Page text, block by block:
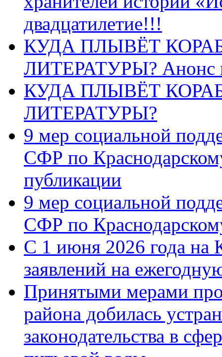
двадцатилетие!!!
КУДА ПЛЫВЁТ
ЛИТЕРАТУРЫ? Анонс
КУДА ПЛЫВЁТ
ЛИТЕРАТУРЫ?
9 мер социальной
СФР по
публикации
9 мер социальной
СФР по
С 1 июня 2026 года на
заявлений на
Принятыми мерами
района добилась
законодательства в